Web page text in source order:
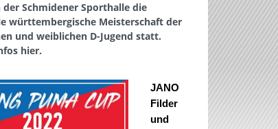
der Schmidener Sporthalle die
württembergische Meisterschaft der
und weiblichen D-Jugend statt.
hier.
JANO
Filder
und